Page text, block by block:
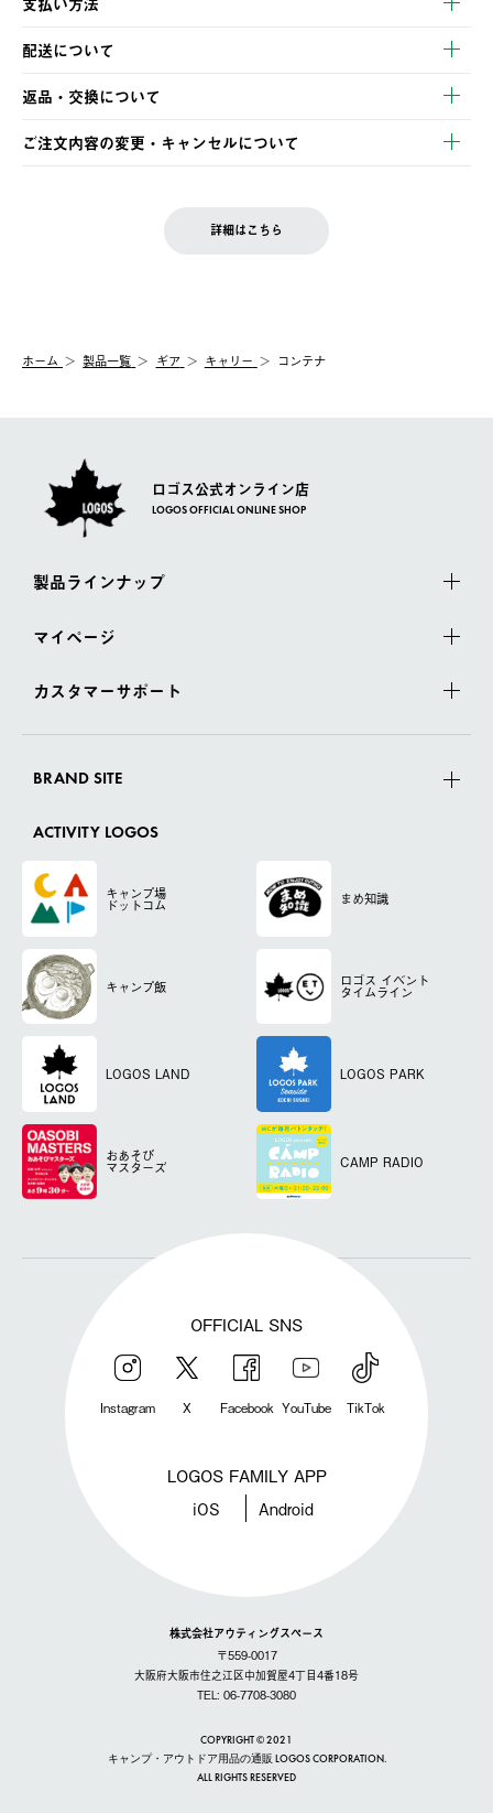
以下のいずれかの方法でお支払いいただけます。
・クレジットカード決済
・コンビニ決済
・Pay-easy決済
配送について
【発送スケジュール】
ご注文・ご入金完了より2営業日以内に商品を発送いたします。
土日祝の発送はございませんので、木曜日以降のご注文は週明け
の発送となる場合がございます。
【配送業者】
佐川急便にて配送されます。
返品・交換について
※お客様都合の場合
お客様都合の返品にかかる送料は、お客様ご負担とさせていただ
一度お手元の商品を返品いただき、ご希望商品を再注文してくだ
ご注文内容の変更・キャンセルについて
LOGOS FAMILY会員の方は、会員マイページ内 購入履歴画面に
詳細はこちら
ホーム 製品一覧 ギア キャリー コンテナ
ロゴス公式オンライン店
LOGOS OFFICIAL ONLINE SHOP
製品ラインナップ
マイページ
カスタマーサポート
BRAND SITE
ACTIVITY LOGOS
キャンプ場
ドットコム まめ知識
キャンプ飯 ロゴス イベント
タイムライン
LOGOS LAND LOGOS PARK
おあそび
マスターズ CAMP RADIO
OFFICIAL SNS
Instagram X Facebook YouTube TikTok
LOGOS FAMILY APP
iOS Android
株式会社アウティングスペース
〒559-0017
大阪府大阪市住之江区中加賀屋4丁目4番18号
TEL: 06-7708-3080
COPYRIGHT © 2021
キャンプ・アウトドア用品の通販 LOGOS CORPORATION.
ALL RIGHTS RESERVED